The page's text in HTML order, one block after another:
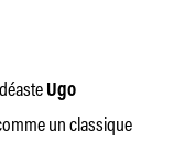
Ugo
un classique